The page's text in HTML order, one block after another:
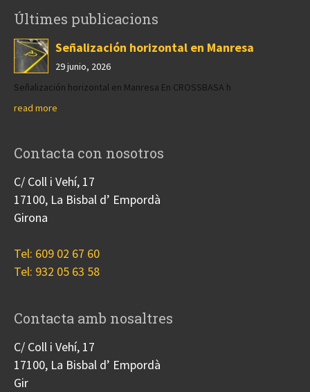
Últimes publicacions
Señalización horizontal en Manresa
29 junio, 2026
Señalización horizontal en Manresa En CROSSBASA h
read more
Contacta con nosotros
C/ Coll i Vehí, 17
17100, La Bisbal d’ Empordà
Girona
Tel: 609 02 67 60
Tel: 932 05 63 58
Contacta amb nosaltres
C/ Coll i Vehí, 17
17100, La Bisbal d’ Empordà
Gir